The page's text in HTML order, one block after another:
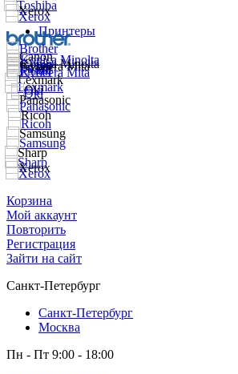
Принтеры
Корзина
Мой аккаунт
Повторить
Регистрация
Зайти на сайт
Санкт-Петербург
Санкт-Петербург
Москва
Пн - Пт 9:00 - 18:00